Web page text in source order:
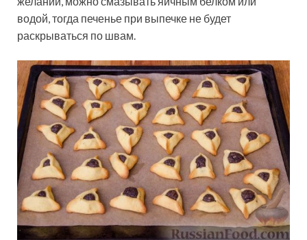
водой, тогда печенье при выпечке не будет
раскрываться по швам.